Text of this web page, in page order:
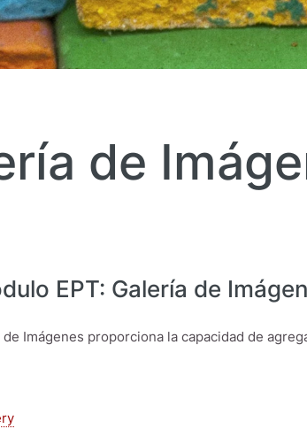
de
EPT: Galería de
Imágenes proporciona la capacidad de